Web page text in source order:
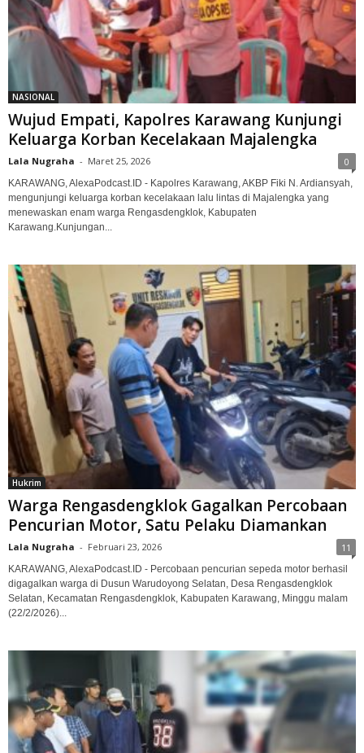
NASIONAL
Wujud Empati, Kapolres Karawang Kunjungi
Keluarga Korban Kecelakaan Majalengka
Lala Nugraha - Maret 25, 2026 0
KARAWANG, AlexaPodcast.ID - Kapolres Karawang, AKBP Fiki N. Ardiansyah,
mengunjungi keluarga korban kecelakaan lalu lintas di Majalengka yang
menewaskan enam warga Rengasdengklok, Kabupaten
Karawang.‎‎Kunjungan...
Hukrim
Warga Rengasdengklok Gagalkan Percobaan
Pencurian Motor, Satu Pelaku Diamankan
Lala Nugraha - Februari 23, 2026 11
KARAWANG, AlexaPodcast.ID - Percobaan pencurian sepeda motor berhasil
digagalkan warga di Dusun Warudoyong Selatan, Desa Rengasdengklok
Selatan, Kecamatan Rengasdengklok, Kabupaten Karawang, Minggu malam
(22/2/2026)...